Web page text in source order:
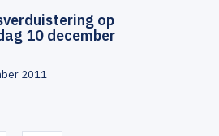
op
10 december
2011